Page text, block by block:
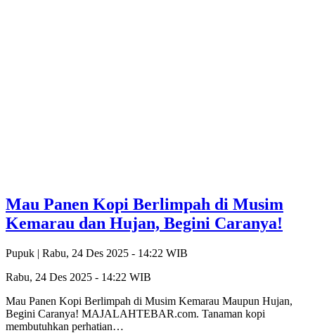
Mau Panen Kopi Berlimpah di Musim
Kemarau dan Hujan, Begini Caranya!
Pupuk | Rabu, 24 Des 2025 - 14:22 WIB
Rabu, 24 Des 2025 - 14:22 WIB
Mau Panen Kopi Berlimpah di Musim Kemarau Maupun Hujan,
Begini Caranya! MAJALAHTEBAR.com. Tanaman kopi
membutuhkan perhatian…